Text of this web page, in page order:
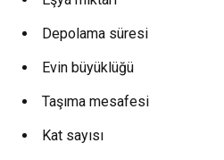
Depolama süresi
Evin büyüklüğü
Taşıma mesafesi
Kat sayısı